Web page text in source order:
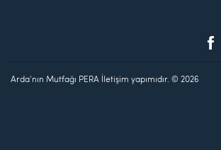
Arda'nın Mutfağı PERA İletişim yapımıdır. © 2026